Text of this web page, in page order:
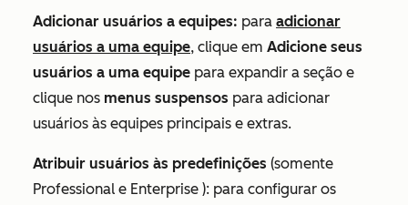
Adicionar usuários a equipes: para adicionar
usuários a uma equipe, clique em Adicione seus
usuários a uma equipe para expandir a seção e
clique nos menus suspensos para adicionar
usuários às equipes principais e extras.
Atribuir usuários às predefinições (somente
Professional e Enterprise ): para configurar os